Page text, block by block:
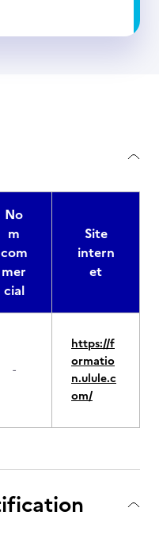
No
m
com
mer
cial
Site
intern
et
-
https://f
ormatio
n.ulule.c
om/